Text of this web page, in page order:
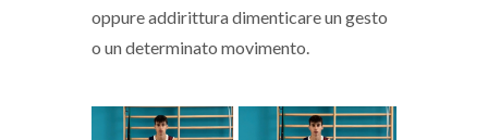
oppure addirittura dimenticare un gesto
o un determinato movimento.